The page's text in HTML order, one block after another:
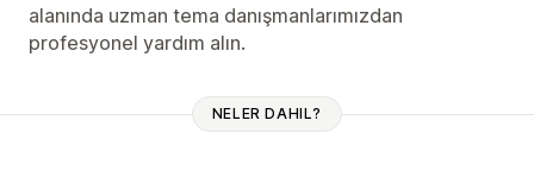
alanında uzman tema danışmanlarımızdan
profesyonel yardım alın.
NELER DAHIL?